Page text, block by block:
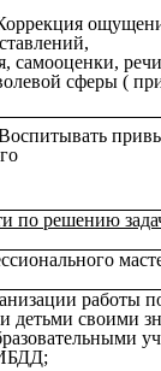
самооценки,
сферы (
по решению
работы
детьми своими